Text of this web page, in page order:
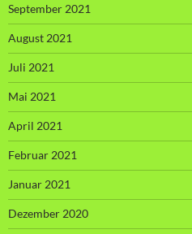
September 2021
August 2021
Juli 2021
Mai 2021
April 2021
Februar 2021
Januar 2021
Dezember 2020